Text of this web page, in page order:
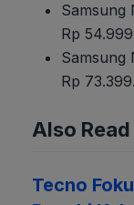
Samsung
Rp
Samsung
Rp
Also Read
Tecno